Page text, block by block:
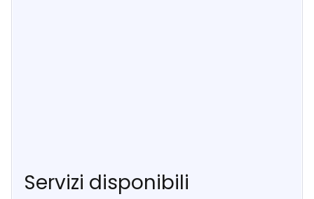
Servizi disponibili